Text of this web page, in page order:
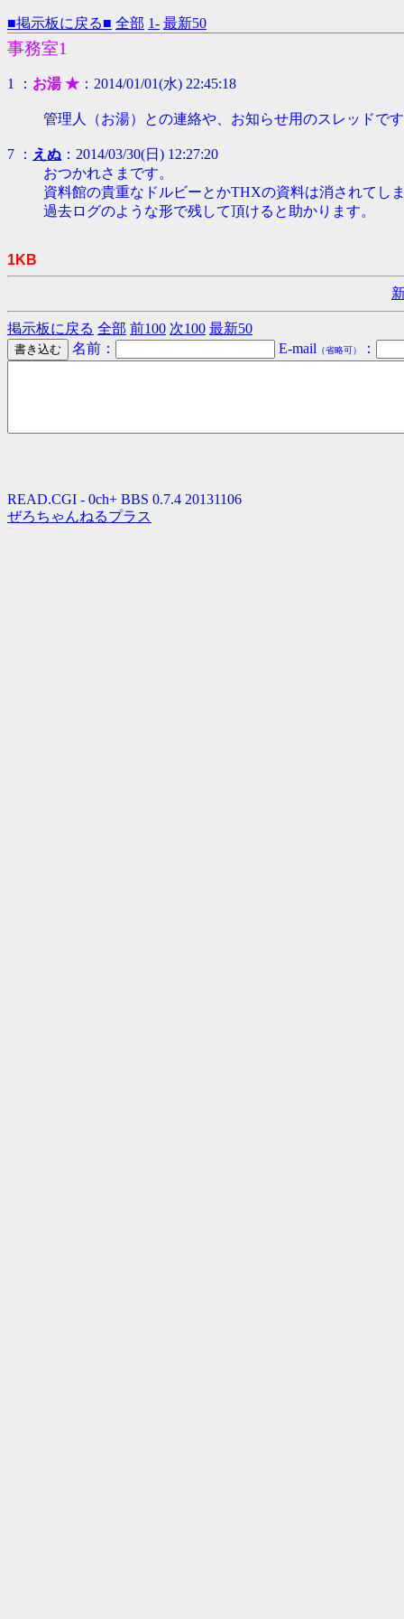
■掲示板に戻る■ 全部 1- 最新50
事務室1
1 ： お湯 ★ ：2014/01/01(水) 22:45:18
管理人（お湯）との連絡や、お知らせ用のスレッドで
7 ： えぬ ：2014/03/30(日) 12:27:20
おつかれさまです。
資料館の貴重なドルビーとかTHXの資料は消されてし
過去ログのような形で残して頂けると助かります。
1KB
掲示板に戻る 全部 前100 次100 最新50
名前：
E-mail （省略可） ：
READ.CGI - 0ch+ BBS 0.7.4 20131106
ぜろちゃんねるプラス